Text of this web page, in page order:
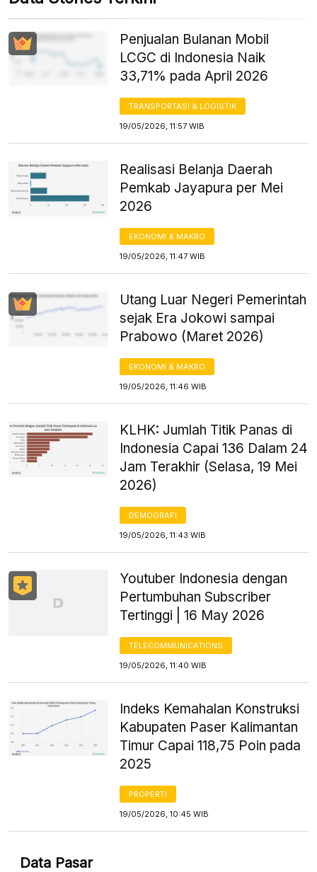
Penjualan Bulanan Mobil
LCGC di Indonesia Naik
33,71% pada April 2026
TRANSPORTASI & LOGISTIK
19/05/2026, 11:57 WIB
Realisasi Belanja Daerah
Pemkab Jayapura per Mei
2026
EKONOMI & MAKRO
19/05/2026, 11:47 WIB
Utang Luar Negeri Pemerintah
sejak Era Jokowi sampai
Prabowo (Maret 2026)
EKONOMI & MAKRO
19/05/2026, 11:46 WIB
KLHK: Jumlah Titik Panas di
Indonesia Capai 136 Dalam 24
Jam Terakhir (Selasa, 19 Mei
2026)
DEMOGRAFI
19/05/2026, 11:43 WIB
Youtuber Indonesia dengan
Pertumbuhan Subscriber
Tertinggi | 16 May 2026
TELECOMMUNICATIONS
19/05/2026, 11:40 WIB
Indeks Kemahalan Konstruksi
Kabupaten Paser Kalimantan
Timur Capai 118,75 Poin pada
2025
PROPERTI
19/05/2026, 10:45 WIB
Data Pasar